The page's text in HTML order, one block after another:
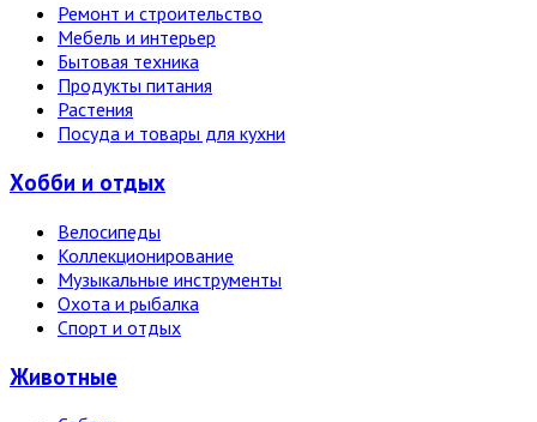
Ремонт и строительство
Мебель и интерьер
Бытовая техника
Продукты питания
Растения
Посуда и товары для кухни
Хобби и отдых
Велосипеды
Коллекционирование
Музыкальные инструменты
Охота и рыбалка
Спорт и отдых
Животные